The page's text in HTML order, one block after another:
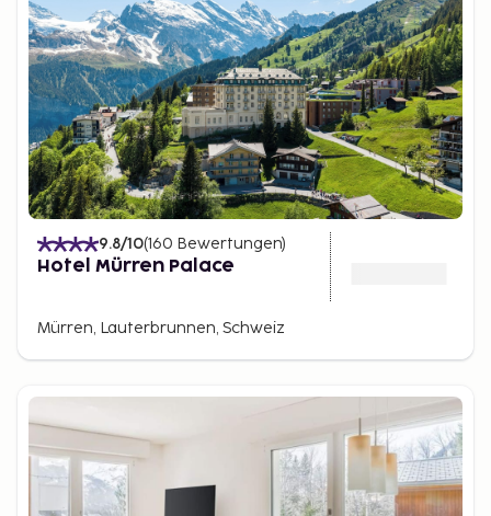
9.8/10(160 Bewertungen)
Hotel Mürren Palace
Mürren, Lauterbrunnen, Schweiz